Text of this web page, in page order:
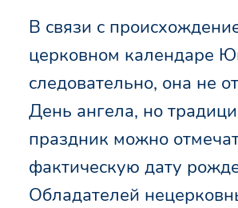
В связи с
церковном календаре
следовательно, она не
День ангела, но
праздник можно
фактическую дату
Обладателей